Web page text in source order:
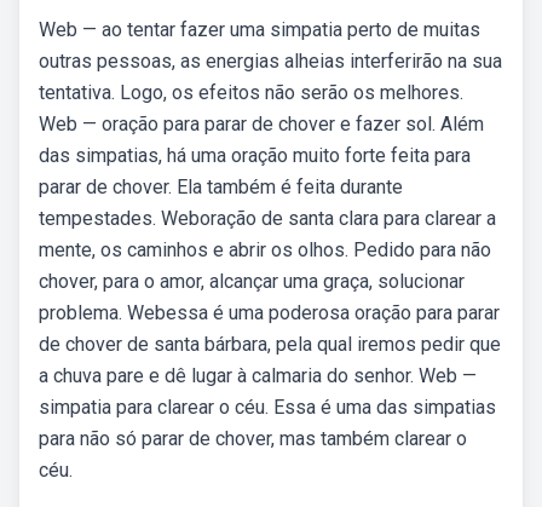
Web — ao tentar fazer uma simpatia perto de muitas
outras pessoas, as energias alheias interferirão na sua
tentativa. Logo, os efeitos não serão os melhores.
Web — oração para parar de chover e fazer sol. Além
das simpatias, há uma oração muito forte feita para
parar de chover. Ela também é feita durante
tempestades. Weboração de santa clara para clarear a
mente, os caminhos e abrir os olhos. Pedido para não
chover, para o amor, alcançar uma graça, solucionar
problema. Webessa é uma poderosa oração para parar
de chover de santa bárbara, pela qual iremos pedir que
a chuva pare e dê lugar à calmaria do senhor. Web —
simpatia para clarear o céu. Essa é uma das simpatias
para não só parar de chover, mas também clarear o
céu.